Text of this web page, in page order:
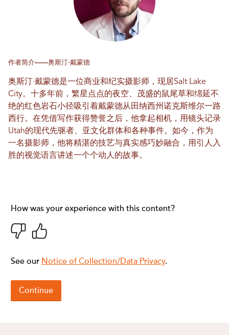
作者简介——奥斯汀·戴蒙德
奥斯汀·戴蒙德是一位商业和纪实摄影师，现居Salt Lake
City。十多年前，繁星点点的夜空、茂盛的鼠尾草和绵延不
绝的红色岩石小径吸引着戴蒙德从田纳西州诺克斯维尔一路
西行。在凭借写作获得赞誉之后，他拿起相机，用镜头记录
Utah的现代先驱者、亚文化群体和各种事件。如今，作为
一名摄影师，他将精湛的技艺与真实感巧妙融合，用引人入
胜的视觉语言讲述一个个动人的故事。